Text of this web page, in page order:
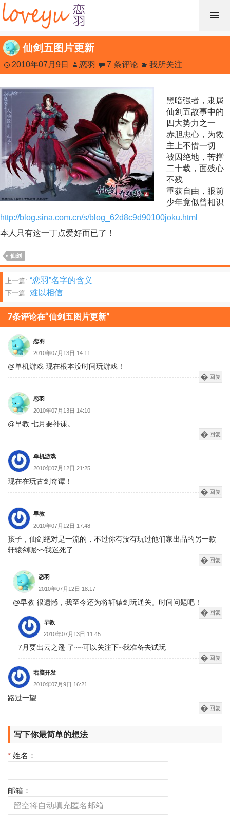
跳
过
内
容
仙剑五图片更新
2010年07月9日 恋羽 7 条评论 我所关注
黑暗强者，隶属
仙剑五故事中的
四大势力之一
赤胆忠心，为救
主上不惜一切
被囚绝地，苦撑
二十载，面残心
不残
重获自由，眼前
少年竟似曾相识
http://blog.sina.com.cn/s/blog_62d8c9d90100joku.html
本人只有这一丁点爱好而已了！
仙剑
文
章
分
页
上一篇: “恋羽”名字的含义
下一篇: 难以相信
7条评论在“仙剑五图片更新”
恋羽
2010年07月13日 14:11
@单机游戏 现在根本没时间玩游戏！
回复
恋羽
2010年07月13日 14:10
@早教 七月要补课。
回复
单机游戏
2010年07月12日 21:25
现在在玩古剑奇谭！
回复
早教
2010年07月12日 17:48
孩子，仙剑绝对是一流的，不过你有没有玩过他们家出品的另一款
轩辕剑呢~~我迷死了
回复
恋羽
2010年07月12日 18:17
@早教 很遗憾，我至今还为将轩辕剑玩通关。时间问题吧！
回复
早教
2010年07月13日 11:45
7月要出云之遥 了~~可以关注下~我准备去试玩
回复
右脑开发
2010年07月9日 16:21
路过一望
回复
写下你最简单的想法
* 姓名：
邮箱：